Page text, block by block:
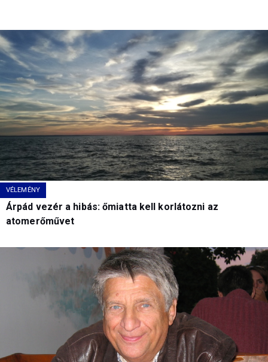
VÉLEMÉNY
Árpád vezér a hibás: őmiatta kell korlátozni az
atomerőművet